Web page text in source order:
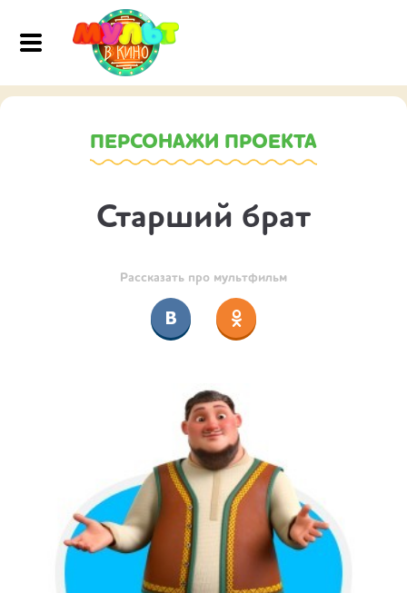
ПЕРСОНАЖИ ПРОЕКТА
Старший брат
Рассказать про мультфильм